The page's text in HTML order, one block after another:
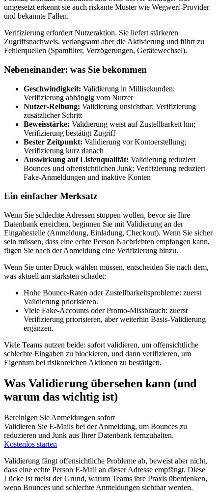
umgesetzt erkennt sie auch riskante Muster wie Wegwerf‑Provider
und bekannte Fallen.
Verifizierung erfordert Nutzeraktion. Sie liefert stärkeren
Zugriffsnachweis, verlangsamt aber die Aktivierung und führt zu
Fehlerquellen (Spamfilter, Verzögerungen, Gerätewechsel).
Nebeneinander: was Sie bekommen
Geschwindigkeit: Validierung in Millisekunden;
Verifizierung abhängig vom Nutzer
Nutzer‑Reibung: Validierung unsichtbar; Verifizierung
zusätzlicher Schritt
Beweisstärke: Validierung weist auf Zustellbarkeit hin;
Verifizierung bestätigt Zugriff
Bester Zeitpunkt: Validierung vor Kontoerstellung;
Verifizierung kurz danach
Auswirkung auf Listenqualität: Validierung reduziert
Bounces und offensichtlichen Junk; Verifizierung reduziert
Fake‑Anmeldungen und inaktive Konten
Ein einfacher Merksatz
Wenn Sie schlechte Adressen stoppen wollen, bevor sie Ihre
Datenbank erreichen, beginnen Sie mit Validierung an der
Eingabestelle (Anmeldung, Einladung, Checkout). Wenn Sie sicher
sein müssen, dass eine echte Person Nachrichten empfangen kann,
fügen Sie nach der Anmeldung eine Verifizierung hinzu.
Wenn Sie unter Druck wählen müssen, entscheiden Sie nach dem,
was aktuell am stärksten schadet:
Hohe Bounce‑Raten oder Zustellbarkeitsprobleme: zuerst
Validierung priorisieren.
Viele Fake‑Accounts oder Promo‑Missbrauch: zuerst
Verifizierung priorisieren, aber weiterhin Basis‑Validierung
ergänzen.
Viele Teams nutzen beide: sofort validieren, um offensichtliche
schlechte Eingaben zu blockieren, und dann verifizieren, um
Eigentum bei risikoreichen Aktionen zu bestätigen.
Was Validierung übersehen kann (und
warum das wichtig ist)
Bereinigen Sie Anmeldungen sofort
Validieren Sie E‑Mails bei der Anmeldung, um Bounces zu
reduzieren und Junk aus Ihrer Datenbank fernzuhalten.
Kostenlos starten
Validierung fängt offensichtliche Probleme ab, beweist aber nicht,
dass eine echte Person E‑Mail an dieser Adresse empfängt. Diese
Lücke ist meist der Grund, warum Teams ihre Praxis überdenken,
wenn Bounces und schlechte Anmeldungen sichtbar werden.